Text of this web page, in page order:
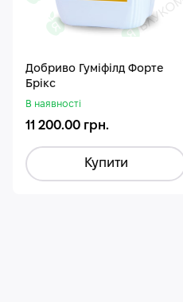
Добриво Гуміфілд Форте
Брікс
В наявності
11 200.00 грн.
Купити